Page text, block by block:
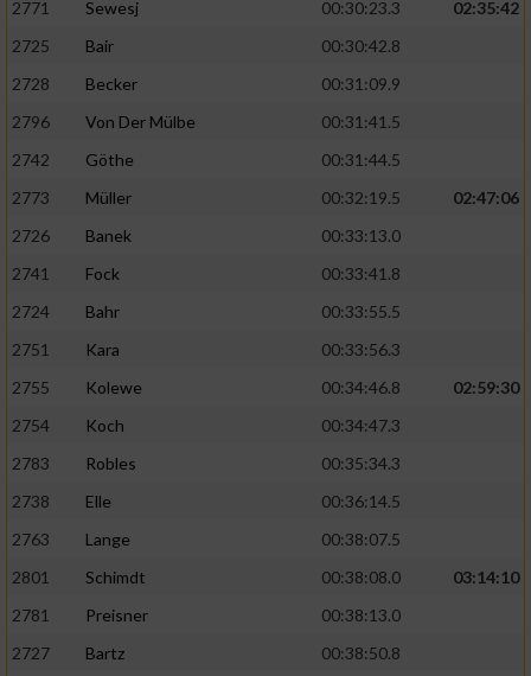
2771 Sewesj 00:30:23.3
02:35:42
2725
Bair
00:30:42.8
2728
Becker
00:31:09.9
2796
Von Der Mülbe
00:31:41.5
2742
Göthe
00:31:44.5
2773
Müller 00:32:19.5
02:47:06
2726
Banek
00:33:13.0
2741
Fock
00:33:41.8
2724
Bahr
00:33:55.5
2751
Kara
00:33:56.3
2755
Kolewe 00:34:46.8
02:59:30
2754
Koch
00:34:47.3
2783
Robles
00:35:34.3
2738
Elle
00:36:14.5
2763
Lange
00:38:07.5
2801
Schimdt 00:38:08.0
03:14:10
2781
Preisner
00:38:13.0
2727
Bartz
00:38:50.8